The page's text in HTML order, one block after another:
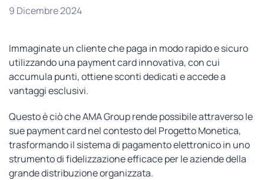
9 Dicembre 2024
Immaginate un cliente che paga in modo rapido e sicuro
utilizzando una payment card innovativa, con cui
accumula punti, ottiene sconti dedicati e accede a
vantaggi esclusivi.
Questo è ciò che AMA Group rende possibile attraverso le
sue payment card nel contesto del Progetto Monetica,
trasformando il sistema di pagamento elettronico in uno
strumento di fidelizzazione efficace per le aziende della
grande distribuzione organizzata.